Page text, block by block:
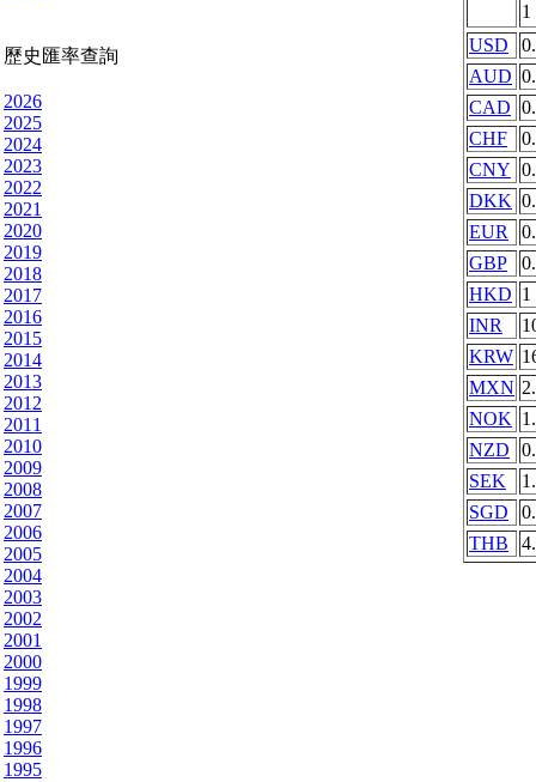
歷史匯率查詢
2026
2025
2024
2023
2022
2021
2020
2019
2018
2017
2016
2015
2014
2013
2012
2011
2010
2009
2008
2007
2006
2005
2004
2003
2002
2001
2000
1999
1998
1997
1996
1995
1
USD
AUD
CAD
CHF
CNY
DKK
EUR
GBP
HKD 1
INR
KRW
MXN
NOK
NZD
SEK
SGD
THB